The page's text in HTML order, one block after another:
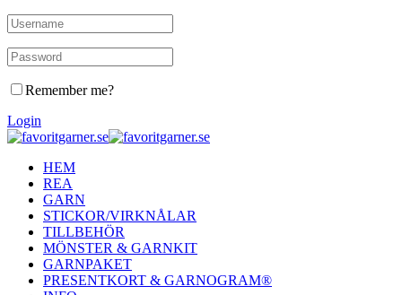
Remember me?
Login
HEM
REA
GARN
STICKOR/VIRKNÅLAR
TILLBEHÖR
MÖNSTER & GARNKIT
GARNPAKET
PRESENTKORT & GARNOGRAM®